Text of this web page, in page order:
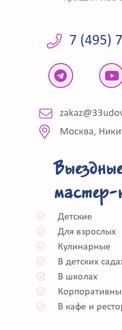
7 (495)
Москва,
мастер-
Детские
Для взрослых
Кулинарные
В детских
В школах
В кафе и